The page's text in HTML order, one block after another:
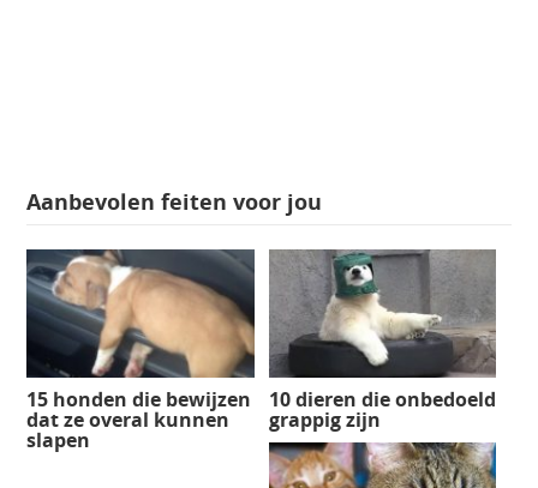
Aanbevolen feiten voor jou
15 honden die bewijzen
dat ze overal kunnen
slapen
10 dieren die onbedoeld
grappig zijn